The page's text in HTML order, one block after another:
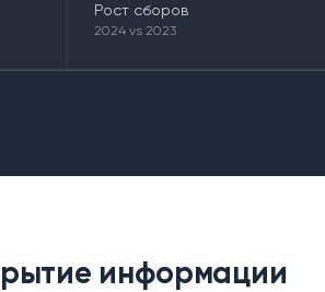
Рост сборов
2024 vs 2023
информации